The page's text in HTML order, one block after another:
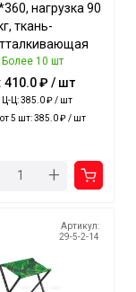
нагрузка 90
ткань-
ЧЕРНЫЙ арт.
Ч NIKA [5]
Более 10 шт
410.0 ₽ / шт
Ц-Ц: 385.0 ₽ / шт
5 шт: 385.0 ₽ / шт
+
Артикул:
29-5-2-14